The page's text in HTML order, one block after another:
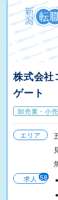
株式会社
ゲート
卸売業・小
エリア
求人 58